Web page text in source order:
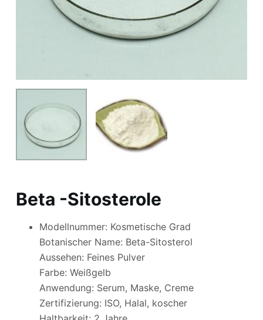
Beta -Sitosterole
Modellnummer: Kosmetische Grad
Botanischer Name: Beta-Sitosterol
Aussehen: Feines Pulver
Farbe: Weißgelb
Anwendung: Serum, Maske, Creme
Zertifizierung: ISO, Halal, koscher